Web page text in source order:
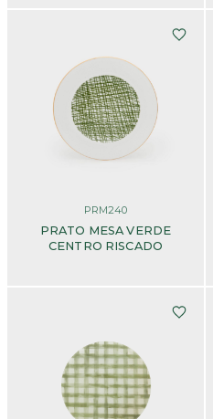
PRM240
PRATO MESA VERDE
CENTRO RISCADO